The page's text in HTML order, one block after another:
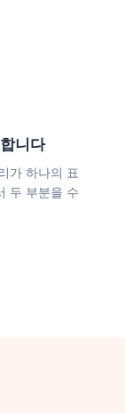
니다
가 하나의 표
두 부분을 수